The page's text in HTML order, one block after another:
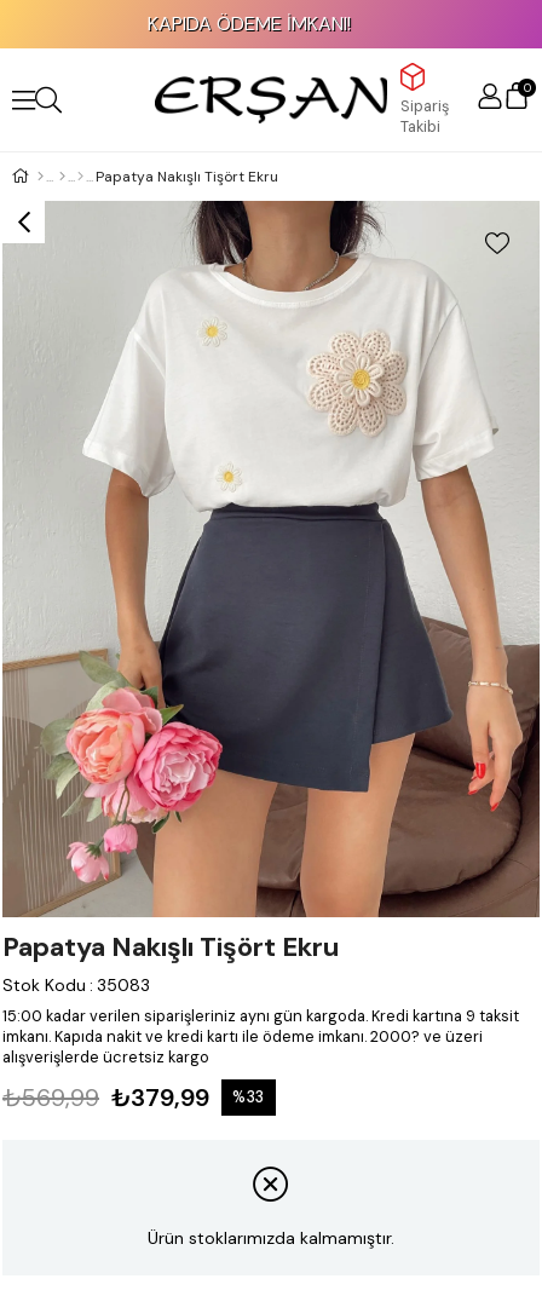
KAPIDA ÖDEME İMKANI!
Sipariş
Takibi
0
Papatya Nakışlı Tişört Ekru
Papatya Nakışlı Tişört Ekru
Stok Kodu : 35083
15:00 kadar verilen siparişleriniz aynı gün kargoda.Kredi kartına 9 taksit
imkanı.Kapıda nakit ve kredi kartı ile ödeme imkanı.2000? ve üzeri
alışverişlerde ücretsiz kargo
₺569,99 ₺379,99 %33
Ürün stoklarımızda kalmamıştır.